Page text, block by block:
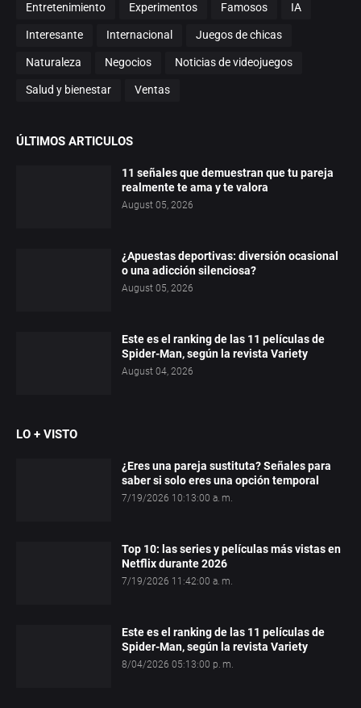
Entretenimiento Experimentos Famosos IA
Interesante Internacional Juegos de chicas
Naturaleza Negocios Noticias de videojuegos
Salud y bienestar Ventas
ÚLTIMOS ARTICULOS
11 señales que demuestran que tu pareja
realmente te ama y te valora
August 05, 2026
¿Apuestas deportivas: diversión ocasional
o una adicción silenciosa?
August 05, 2026
Este es el ranking de las 11 películas de
Spider-Man, según la revista Variety
August 04, 2026
LO + VISTO
¿Eres una pareja sustituta? Señales para
saber si solo eres una opción temporal
7/19/2026 10:13:00 a. m.
Top 10: las series y películas más vistas en
Netflix durante 2026
7/19/2026 11:42:00 a. m.
Este es el ranking de las 11 películas de
Spider-Man, según la revista Variety
8/04/2026 05:13:00 p. m.